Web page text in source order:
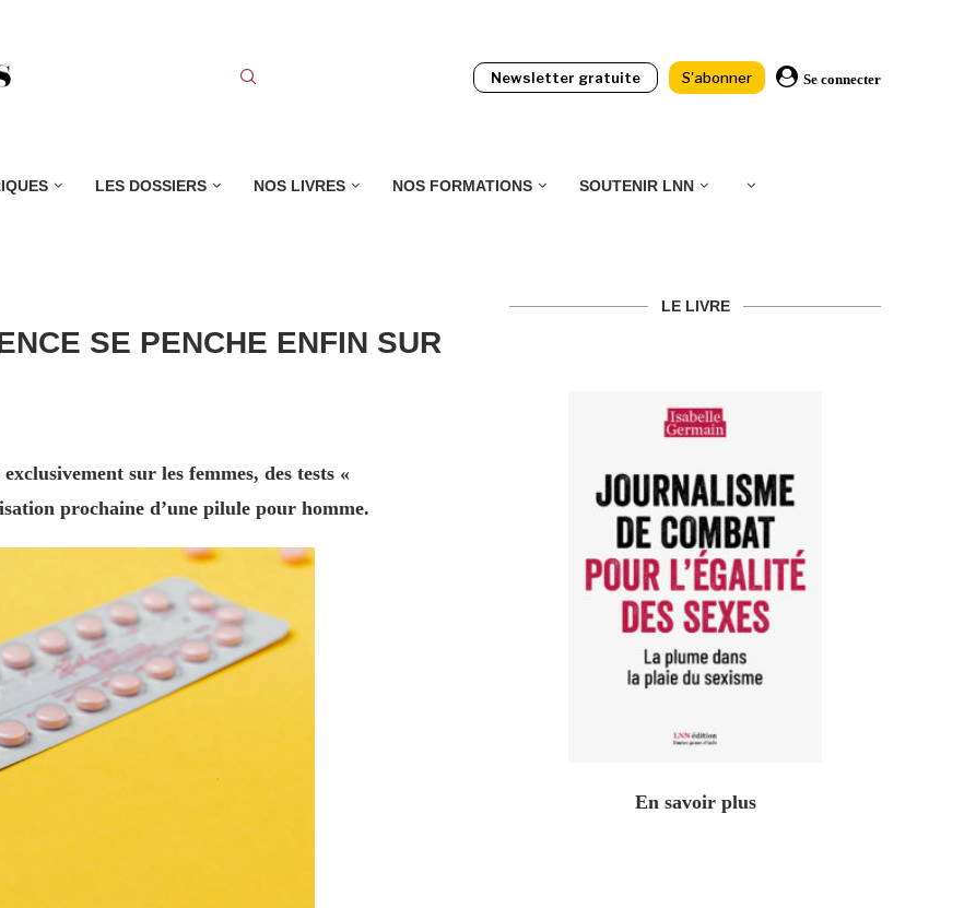
Newsletter gratuite S'abonner Se connecter
LES DOSSIERS NOS LIVRES NOS FORMATIONS SOUTENIR LNN
SE PENCHE ENFIN SUR
sur les femmes, des tests «
prochaine d’une pilule pour homme.
LE LIVRE
En savoir plus